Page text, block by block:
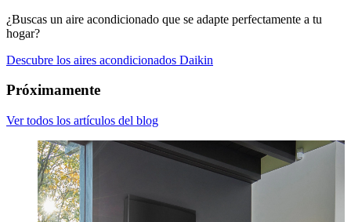
¿Buscas un aire acondicionado que se adapte perfectamente a tu
hogar?
Descubre los aires acondicionados Daikin
Próximamente
Ver todos los artículos del blog